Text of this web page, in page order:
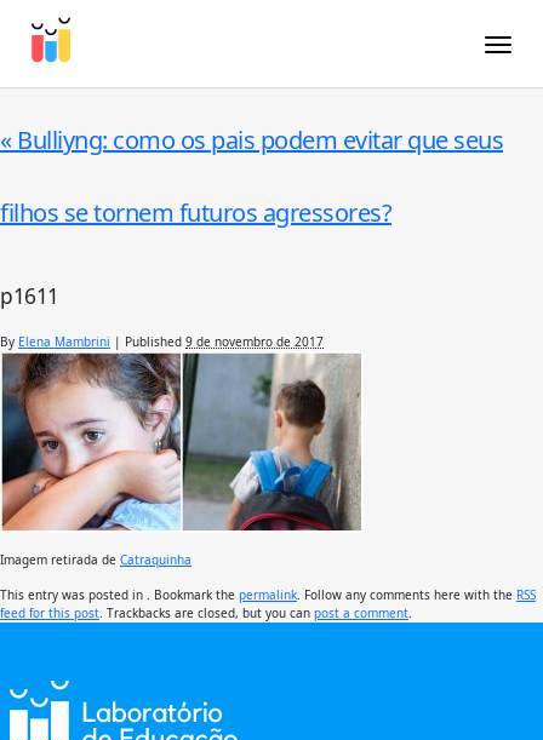
« Bulliyng: como os pais podem evitar que seus
filhos se tornem futuros agressores?
p1611
By Elena Mambrini | Published 9 de novembro de 2017
Imagem retirada de Catraquinha
This entry was posted in . Bookmark the permalink . Follow any comments here with the RSS
feed for this post . Trackbacks are closed, but you can post a comment